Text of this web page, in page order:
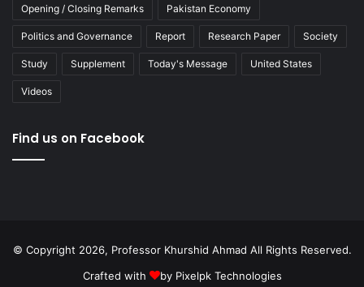
Opening / Closing Remarks Pakistan Economy
Politics and Governance Report Research Paper Society
Study Supplement Today's Message United States
Videos
Find us on Facebook
© Copyright 2026, Professor Khurshid Ahmad All Rights Reserved.
Crafted with
by Pixelpk Technologies